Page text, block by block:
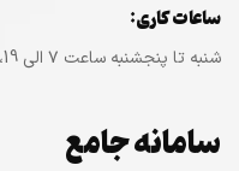
ساعات کاری:
شنبه تا پنجشنبه ساعت ۷ الی 19،
سامانه جامع